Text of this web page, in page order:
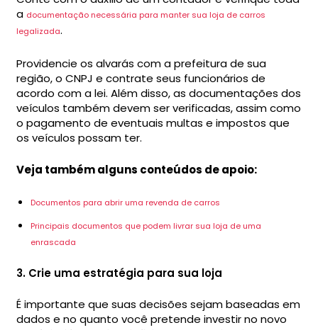
a documentação necessária para manter sua loja de carros
legalizada.
Providencie os alvarás com a prefeitura de sua
região, o CNPJ e contrate seus funcionários de
acordo com a lei. Além disso, as documentações dos
veículos também devem ser verificadas, assim como
o pagamento de eventuais multas e impostos que
os veículos possam ter.
Veja também alguns conteúdos de apoio:
Documentos para abrir uma revenda de carros
Principais documentos que podem livrar sua loja de uma
enrascada
3. Crie uma estratégia para sua loja
É importante que suas decisões sejam baseadas em
dados e no quanto você pretende investir no novo